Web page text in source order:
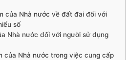
của Nhà nước về đất đai đối với
số
Nhà nước đối với người sử dụng
của Nhà nước trong việc cung cấp